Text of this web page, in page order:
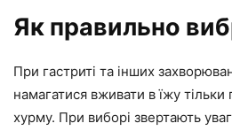
Як правильно
При гастриті та інших
намагатися вживати в їжу тільки
хурму. При виборі звертають